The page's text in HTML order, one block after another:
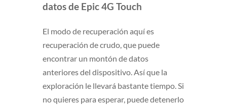
datos de Epic 4G Touch
El modo de recuperación aquí es
recuperación de crudo, que puede
encontrar un montón de datos
anteriores del dispositivo. Así que la
exploración le llevará bastante tiempo. Si
no quieres para esperar, puede detenerlo